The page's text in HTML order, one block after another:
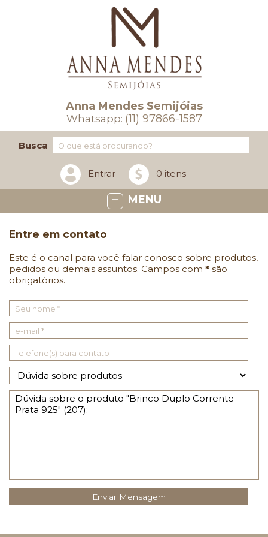
Anna Mendes Semijóias
Whatsapp: (11) 97866-1587
Busca
Entrar 0 itens
MENU
Entre em contato
Este é o canal para você falar conosco sobre produtos,
pedidos ou demais assuntos. Campos com * são
obrigatórios.
Enviar Mensagem